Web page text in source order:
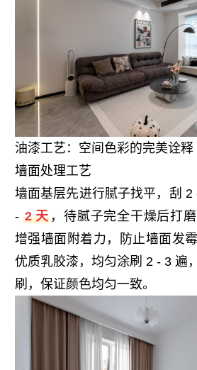
油漆工艺：空间色彩的完美诠释
墙面处理工艺
墙面基层先进行腻子找平，刮
- 2 天 ，待腻子完全干燥后打
增强墙面附着力，防止墙面发
优质乳胶漆，均匀涂刷 2 - 3 遍
刷，保证颜色均匀一致。